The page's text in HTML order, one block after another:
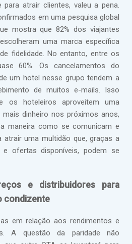
para atrair clientes, valeu a pena.
em uma pesquisa global
mostra que 82% dos viajantes
uma marca específica
fidelidade. No entanto, entre os
60%. Os cancelamentos do
um hotel nesse grupo tendem a
de muitos e-mails. Isso
os hoteleiros aproveitem uma
dinheiro nos próximos anos,
maneira como se comunicam e
atrair uma multidão que, graças a
e ofertas disponíveis, podem se
e distribuidores para
condizente
em relação aos rendimentos e
A questão da paridade não